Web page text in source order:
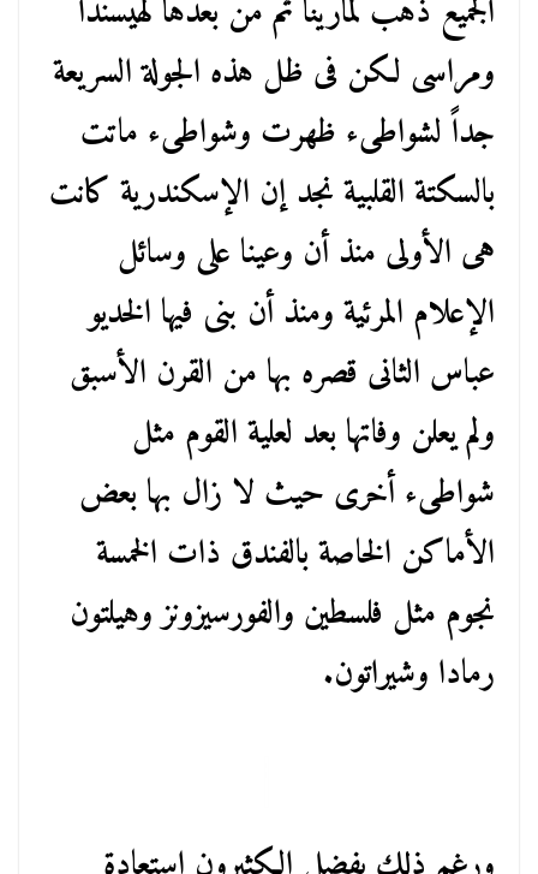
الجميع ذهب لمارينا ثم من بعدها لهيسندا
ومراسى لكن فى ظل هذه الجولة السريعة
جداً لشواطىء ظهرت وشواطىء ماتت
بالسكتة القلبية نجد إن الإسكندرية كانت
هى الأولى منذ أن وعينا على وسائل
الإعلام المرئية ومنذ أن بنى فيها الخديو
عباس الثانى قصره بها من القرن الأسبق
ولم يعلن وفاتها بعد لعلية القوم مثل
شواطىء أخرى حيث لا زال بها بعض
الأماكن الخاصة بالفندق ذات الخمسة
نجوم مثل فلسطين والفورسيزونز وهيلتون
رمادا وشيراتون.